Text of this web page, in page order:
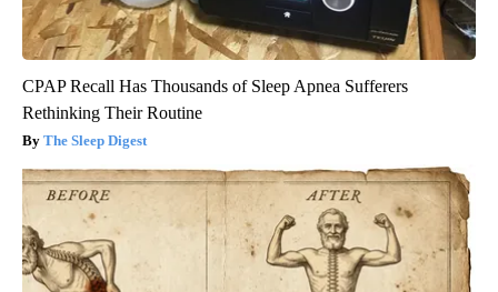
CPAP Recall Has Thousands of Sleep Apnea Sufferers
Rethinking Their Routine
The Sleep Digest